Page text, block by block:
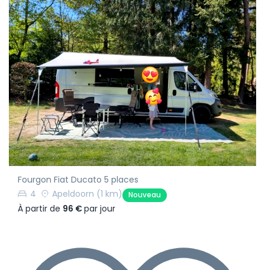
Fourgon Fiat Ducato 5 places
4
Apeldoorn (1 km) Nouveau
À partir de 96 €par jour